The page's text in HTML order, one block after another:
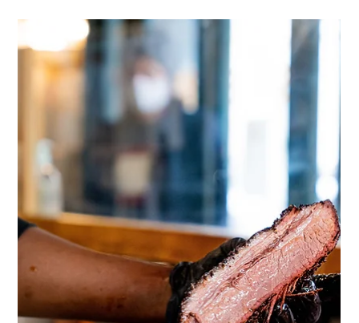
Viandes & accompagnements : à la façon MELT
Chez MELT , on ne parle pas juste de barbecue. On parle de temps ,
de fumée , de passion … et surtout d’un équilibre parfait entre
Ici, chaque assiette est pensée comme une vraie expérience, où
rien n’est laissé au hasard. La viande, d’abord, est au cœur de tout.
Fumée longuement , à basse température, elle devient
incroyablement tendre, juteuse, et chargée d’arômes boisés. Cette